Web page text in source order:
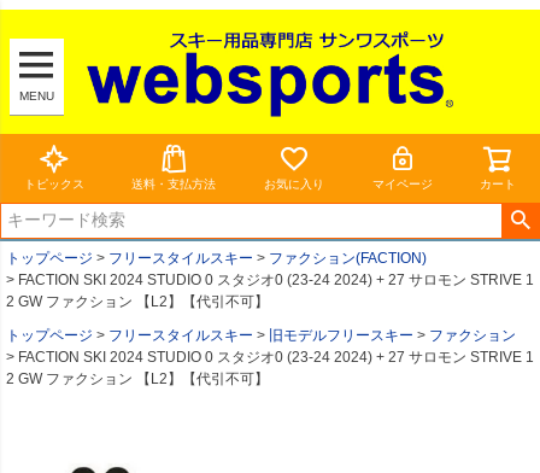
MENU
トピックス 送料・支払方法 お気に入り マイページ カート
トップページ フリースタイルスキー
ファクション(FACTION)
FACTION SKI 2024 STUDIO 0 スタジオ0 (23-24 2024) + 27 サロモン STRIVE 1
2 GW ファクション 【L2】【代引不可】
トップページ
フリースタイルスキー 旧モデルフリースキー
ファクション
FACTION SKI 2024 STUDIO 0 スタジオ0 (23-24 2024) + 27 サロモン STRIVE 1
2 GW ファクション 【L2】【代引不可】